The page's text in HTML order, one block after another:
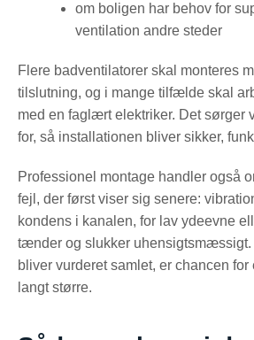
om boligen har behov for
ventilation andre steder
Flere badventilatorer skal monteres
tilslutning, og i mange tilfælde skal
med en faglært elektriker. Det sørger
for, så installationen bliver sikker,
Professionel montage handler også
fejl, der først viser sig senere:
kondens i kanalen, for lav ydeevne
tænder og slukker uhensigtsmæssigt.
bliver vurderet samlet, er chancen for
langt større.